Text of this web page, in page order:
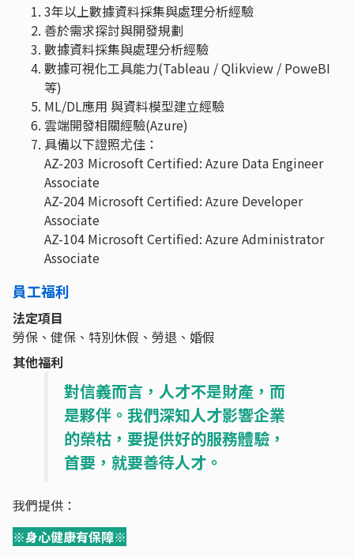
3年以上數據資料採集與處理分析經驗
善於需求探討與開發規劃
數據資料採集與處理分析經驗
數據可視化工具能力(Tableau / Qlikview / PoweBI
等)
ML/DL應用 與資料模型建立經驗
雲端開發相關經驗(Azure)
具備以下證照尤佳：
AZ-203 Microsoft Certified: Azure Data Engineer
Associate
AZ-204 Microsoft Certified: Azure Developer
Associate
AZ-104 Microsoft Certified: Azure Administrator
Associate
員工福利
法定項目
勞保、健保、特別休假、勞退、婚假
其他福利
對信義而言，人才不是財產，而
是夥伴。我們深知人才影響企業
的榮枯，要提供好的服務體驗，
首要，就要善待人才。
我們提供：
※身心健康有保障※